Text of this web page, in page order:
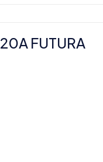
FUTURA